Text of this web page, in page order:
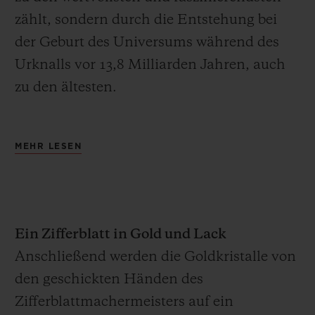
zählt, sondern durch die Entstehung bei
der Geburt des Universums während des
Urknalls vor 13,8 Milliarden Jahren, auch
zu den ältesten.
reicht viele Millionen Jahre zurück in die
Wasser abtransportiert und in Flussbetten
MEHR LESEN
Ein Zifferblatt in Gold und Lack
Anschließend werden die Goldkristalle von
den geschickten Händen des
Zifferblattmachermeisters auf ein